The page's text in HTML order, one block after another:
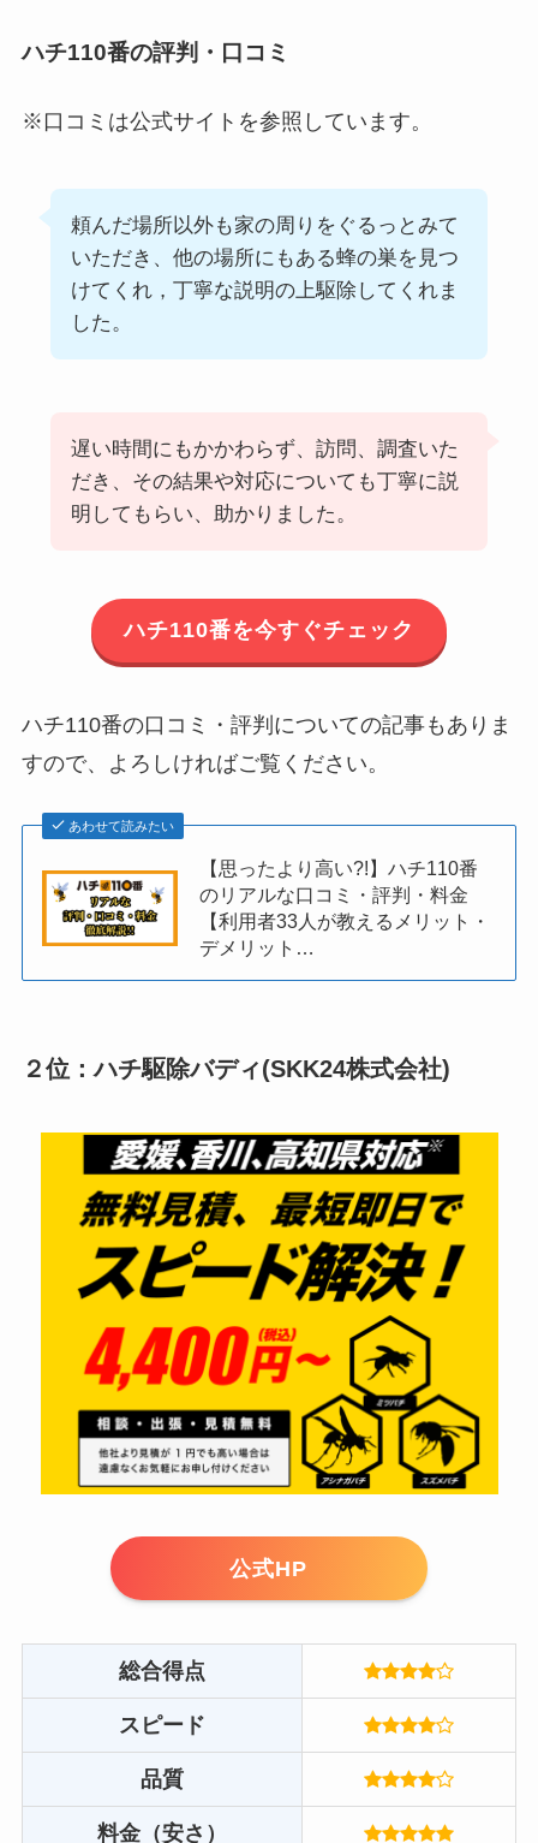
ハチ110番の評判・口コミ
※口コミは公式サイトを参照しています。
頼んだ場所以外も家の周りをぐるっとみて
いただき、他の場所にもある蜂の巣を見つ
けてくれ，丁寧な説明の上駆除してくれま
した。
遅い時間にもかかわらず、訪問、調査いた
だき、その結果や対応についても丁寧に説
明してもらい、助かりました。
ハチ110番を今すぐチェック
ハチ110番の口コミ・評判についての記事もありま
すので、よろしければご覧ください。
あわせて読みたい
【思ったより高い?!】ハチ110番
のリアルな口コミ・評判・料金
【利用者33人が教えるメリット・
デメリット…
２位：ハチ駆除バディ(SKK24株式会社)
公式HP
総合得点
スピード
品質
料金（安さ）